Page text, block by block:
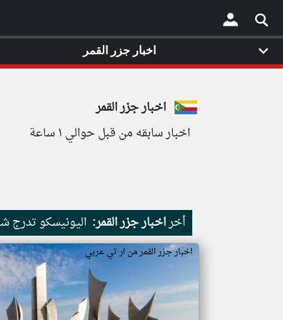
×
اخبار جزر القمر
اخبار سابقه من قبل حوالي ١ ساعة
أخراخبار جزر القمر: اليونيسكو تدرج
اخبار جزر القمر من ار تي عربي
اخبار جزر القمر